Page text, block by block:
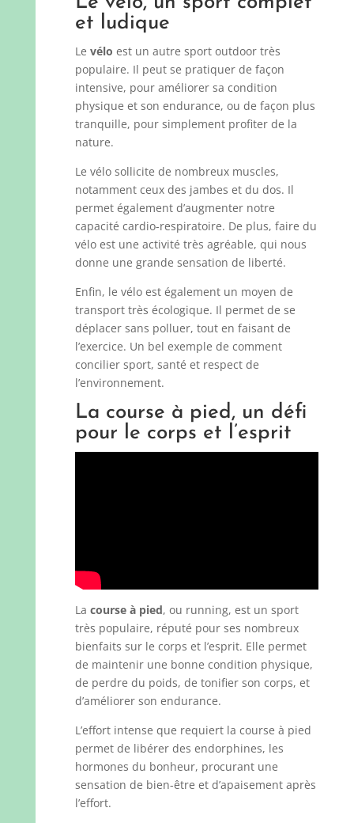
et ludique
Le vélo est un autre sport outdoor très
populaire. Il peut se pratiquer de façon
intensive, pour améliorer sa condition
physique et son endurance, ou de façon plus
tranquille, pour simplement profiter de la
nature.
Le vélo sollicite de nombreux muscles,
notamment ceux des jambes et du dos. Il
permet également d’augmenter notre
capacité cardio-respiratoire. De plus, faire du
vélo est une activité très agréable, qui nous
donne une grande sensation de liberté.
Enfin, le vélo est également un moyen de
transport très écologique. Il permet de se
déplacer sans polluer, tout en faisant de
l’exercice. Un bel exemple de comment
concilier sport, santé et respect de
l’environnement.
La course à pied, un défi
pour le corps et l’esprit
La course à pied, ou running, est un sport
très populaire, réputé pour ses nombreux
bienfaits sur le corps et l’esprit. Elle permet
de maintenir une bonne condition physique,
de perdre du poids, de tonifier son corps, et
d’améliorer son endurance.
L’effort intense que requiert la course à pied
permet de libérer des endorphines, les
hormones du bonheur, procurant une
sensation de bien-être et d’apaisement après
l’effort.